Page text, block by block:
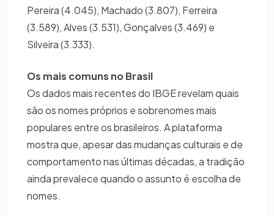
Pereira (4.045), Machado (3.807), Ferreira
(3.589), Alves (3.531), Gonçalves (3.469) e
Silveira (3.333).
Os mais comuns no Brasil
Os dados mais recentes do IBGE revelam quais
são os nomes próprios e sobrenomes mais
populares entre os brasileiros. A plataforma
mostra que, apesar das mudanças culturais e de
comportamento nas últimas décadas, a tradição
ainda prevalece quando o assunto é escolha de
nomes.